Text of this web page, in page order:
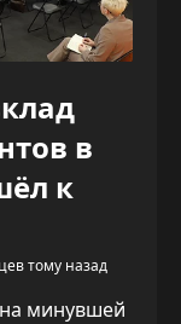
в
к
тому назад
минувшей